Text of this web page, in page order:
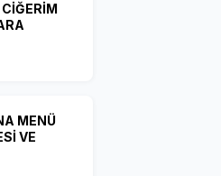
MENÜ
VE